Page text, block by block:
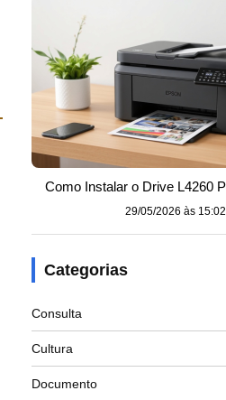
Como Instalar o Drive L4260
29/05/2026 às 15:02
Categorias
Consulta
Cultura
Documento